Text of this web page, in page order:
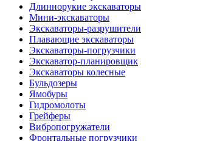
Длиннорукие экскаваторы
Мини-экскаваторы
Экскаваторы-разрушители
Плавающие экскаваторы
Экскаваторы-погрузчики
Экскаватор-планировщик
Экскаваторы колесные
Бульдозеры
Ямобуры
Гидромолоты
Грейферы
Вибро­погружатели
Фронтальные погрузчики